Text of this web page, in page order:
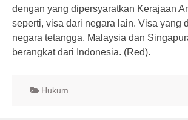
dengan yang dipersyaratkan Kerajaan
seperti, visa dari negara lain. Visa yang
negara tetangga, Malaysia dan
berangkat dari Indonesia. (Red).
Hukum